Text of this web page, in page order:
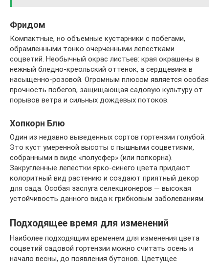
Фридом
Компактные, но объемные кустарники с побегами,
обрамленными тонко очерченными лепестками
соцветий. Необычный окрас листьев: края окрашены в
нежный бледно-креольский оттенок, а сердцевина в
насыщенно-розовой. Огромным плюсом является особая
прочность побегов, защищающая садовую культуру от
порывов ветра и сильных дождевых потоков.
Хопкорн Блю
Один из недавно выведенных сортов гортензии голубой.
Это куст умеренной высоты с пышными соцветиями,
собранными в виде «полусфер» (или попкорна).
Закругленные лепестки ярко-синего цвета придают
колоритный вид растению и создают приятный декор
для сада. Особая заслуга селекционеров — высокая
устойчивость данного вида к грибковым заболеваниям.
Подходящее время для изменений
Наиболее подходящим временем для изменения цвета
соцветий садовой гортензии можно считать осень и
начало весны, до появления бутонов. Цветущее